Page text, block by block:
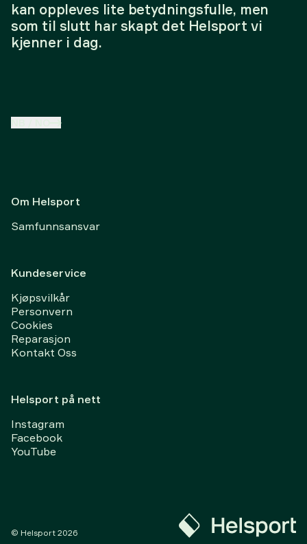
kan oppleves lite betydningsfulle, men
som til slutt har skapt det Helsport vi
kjenner i dag.
Om Helsport
Samfunnsansvar
Kundeservice
Kjøpsvilkår
Personvern
Cookies
Reparasjon
Kontakt Oss
Helsport på nett
Instagram
Facebook
YouTube
© Helsport 2026